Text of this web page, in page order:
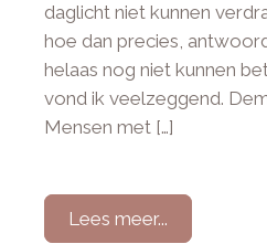
daglicht niet kunnen
hoe dan precies,
helaas nog niet kunnen
vond ik veelzeggend.
Mensen met […]
Lees meer...